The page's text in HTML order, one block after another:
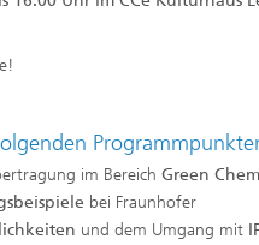
im Bereich Green
bei Fraunhofer
und dem Umgang mit